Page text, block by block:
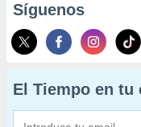
Síguenos
El Tiempo en tu